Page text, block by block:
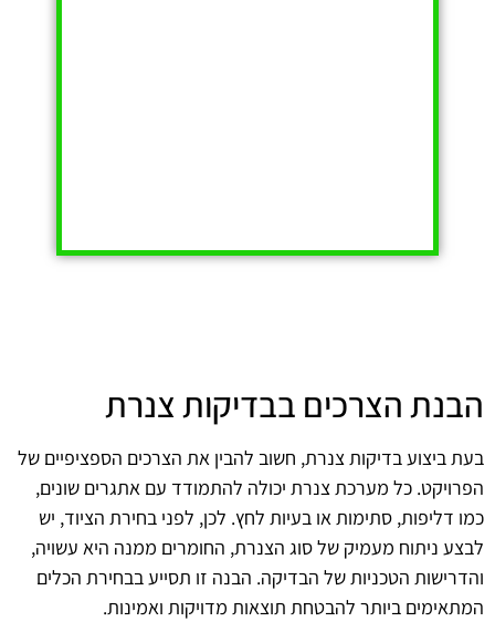
הבנת הצרכים בבדיקות צנרת
בעת ביצוע בדיקות צנרת, חשוב להבין את הצרכים הספציפיים של
הפרויקט. כל מערכת צנרת יכולה להתמודד עם אתגרים שונים,
כמו דליפות, סתימות או בעיות לחץ. לכן, לפני בחירת הציוד, יש
לבצע ניתוח מעמיק של סוג הצנרת, החומרים ממנה היא עשויה,
והדרישות הטכניות של הבדיקה. הבנה זו תסייע בבחירת הכלים
המתאימים ביותר להבטחת תוצאות מדויקות ואמינות.